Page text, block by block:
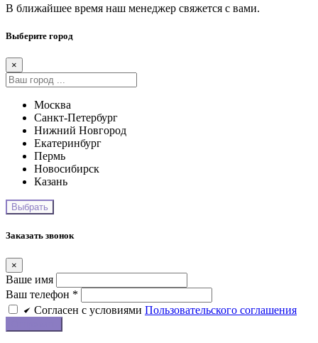
В ближайшее время наш менеджер свяжется с вами.
Выберите город
×
Москва
Санкт-Петербург
Нижний Новгород
Екатеринбург
Пермь
Новосибирск
Казань
Заказать звонок
×
Ваше имя
Ваш телефон *
Cогласен c условиями Пользовательского соглашения